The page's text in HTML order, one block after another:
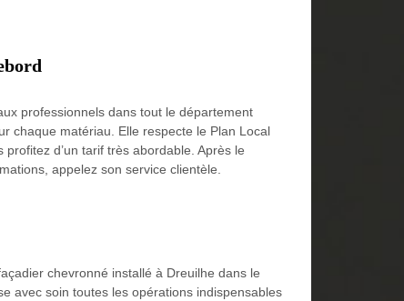
professionnels dans tout le département
chaque matériau. Elle respecte le Plan Local
d’un tarif très abordable. Après le
appelez son service clientèle.
chevronné installé à Dreuilhe dans le
avec soin toutes les opérations indispensables